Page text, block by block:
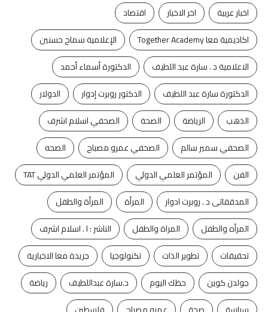
اخبار عربية
اخر الاخبار
اقتصاد
اكاديمية معا Together Academy
الإعلامية سماح حسنين
الاعلامية د . سارة عبد اللطيف
الدكتورة أسماء أحمد
الدكتورة سارة عبد اللطيف
الدكتور روبرت إدوار
الدولار
الذهب
الرياضة الصحة
الصحفي اسلام اشرف
الصحفي سمير سالم
الصحفي عمرو مصباح
الصحه
الفن
المؤتمر العلمي الدولي
المؤتمر العلمي الدولي TAT
المدققاتى د . روبرت ادوار
المرأة
المرأة والطفل
المرأه والطفل
المراة والطفل
الناشر : ا . اسلام اشرف
تحقيقات
تطوير الذات تكنولوجيا
جريدة معا الاخبارية
جولدن كوين
حظك اليوم د.سارة عبداللطيف
رياضة